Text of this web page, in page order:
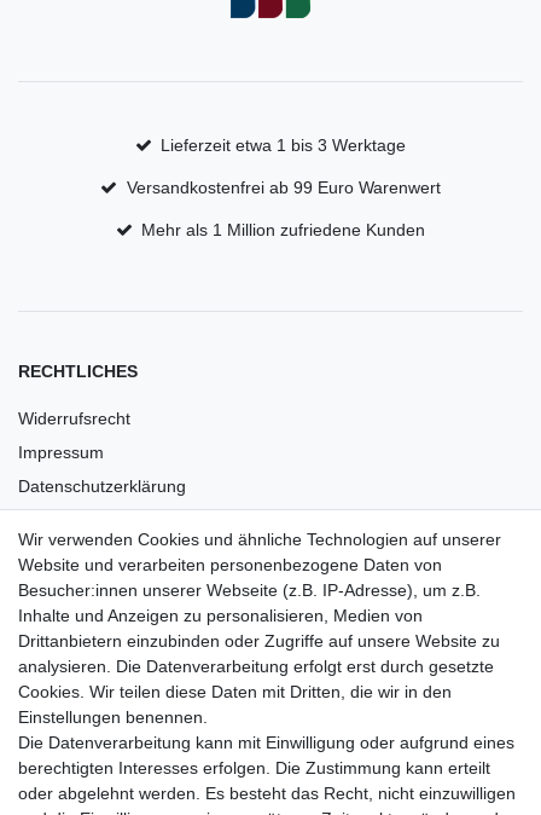
Lieferzeit etwa 1 bis 3 Werktage
Versandkostenfrei ab 99 Euro Warenwert
Mehr als 1 Million zufriedene Kunden
RECHTLICHES
Widerrufsrecht
Impressum
Datenschutzerklärung
Barrierefreiheit
Anleitungen
Vertrag widerrufen
PARTNER
DHL
GLS
Wir verwenden Cookies und ähnliche Technologien auf unserer
Website und verarbeiten personenbezogene Daten von
Besucher:innen unserer Webseite (z.B. IP-Adresse), um z.B.
Inhalte und Anzeigen zu personalisieren, Medien von
Drittanbietern einzubinden oder Zugriffe auf unsere Website zu
analysieren. Die Datenverarbeitung erfolgt erst durch gesetzte
Cookies. Wir teilen diese Daten mit Dritten, die wir in den
Einstellungen benennen.
Die Datenverarbeitung kann mit Einwilligung oder aufgrund eines
berechtigten Interesses erfolgen. Die Zustimmung kann erteilt
oder abgelehnt werden. Es besteht das Recht, nicht einzuwilligen